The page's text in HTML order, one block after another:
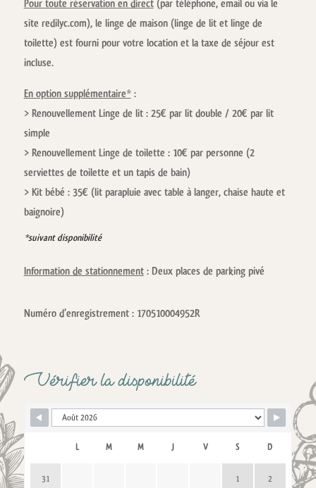
Pour toute réservation en direct(par téléphone, email ou via le
site redilyc.com), le linge de maison (linge de lit et linge de
toilette) est fourni pour votre location et la taxe de séjour est
incluse.
En option supplémentaire*:
> Renouvellement Linge de lit : 25€ par lit double / 20€ par lit
simple
> Renouvellement Linge de toilette : 10€ par personne (2
serviettes de toilette et un tapis de bain)
> Kit bébé : 35€ (lit parapluie avec table à langer, chaise haute et
baignoire)
*suivant disponibilité
Information de stationnement: Deux places de parking pivé
Numéro d’enregistrement : 170510004952R
Vérifier la disponibilité
L M M J V S D
31 1 2